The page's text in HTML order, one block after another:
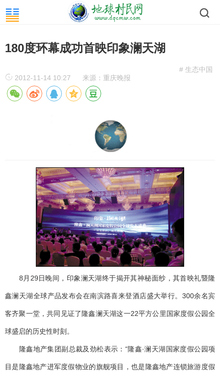
180度环幕成功首映印象澜天湖
# 生态中国
2012-11-14 10:27
来源：重庆晚报
8月29日晚间，印象澜天湖终于揭开其神秘面纱，其首映礼暨隆
鑫澜天湖全球产品发布会在南滨路喜来登酒店盛大举行。300余名宾
客齐聚一堂，共同见证了隆鑫澜天湖这一22平方公里国家度假公园全
球盛启的历史性时刻。
隆鑫地产集团副总裁及劲松表示：“隆鑫·澜天湖国家度假公园项
目是隆鑫地产进军度假物业的旗舰项目，也是隆鑫地产连锁旅游度假